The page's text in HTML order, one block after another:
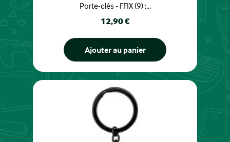
Porte-clés - FFIX (9) :...
Prix
12,90 €
Ajouter au panier